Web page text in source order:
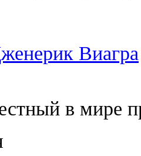
Виагра
в мире